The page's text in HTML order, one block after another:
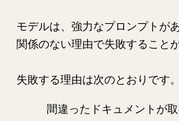
モデルは、強力なプロンプトが
関係のない理由で失敗すること
失敗する理由は次のとおりです。
間違ったドキュメントが